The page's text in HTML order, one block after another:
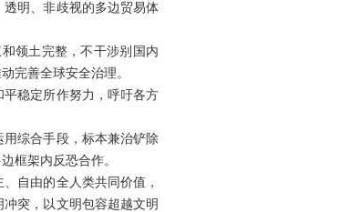
明、非歧视的多边贸易体
领土完整，不干涉别国内
完善全球安全治理。
稳定所作努力，呼吁各方
综合手段，标本兼治铲除
框架内反恐合作。
自由的全人类共同价值，
突，以文明包容超越文明